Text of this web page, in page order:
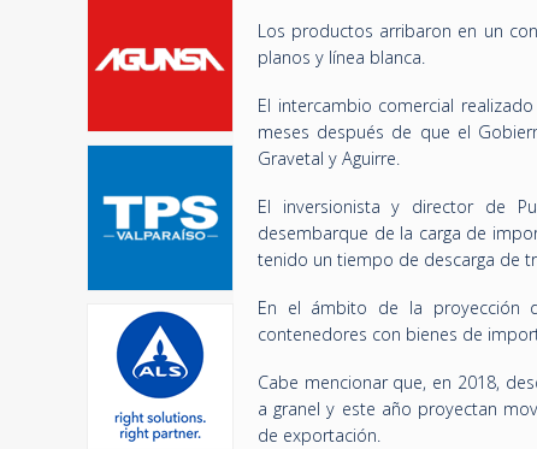
Los productos arribaron en un
planos y línea blanca.
El intercambio comercial
meses después de que el
Gravetal y Aguirre.
El inversionista y director de
desembarque de la carga de
tenido un tiempo de descarga de
En el ámbito de la proyección
contenedores con bienes de
Cabe mencionar que, en 2018,
a granel y este año proyectan
de exportación.